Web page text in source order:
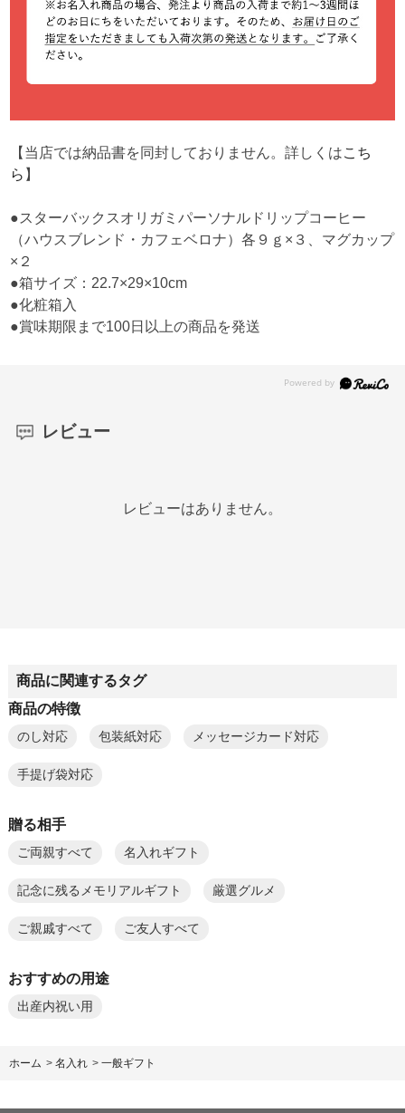
【当店では納品書を同封しておりません。詳しくはこち
ら 】
●スターバックスオリガミパーソナルドリップコーヒー
（ハウスブレンド・カフェベロナ）各９ｇ×３、マグカップ
×２
●箱サイズ：22.7×29×10cm
●化粧箱入
●賞味期限まで100日以上の商品を発送
レビュー
レビューはありません。
商品に関連するタグ
商品の特徴
のし対応 包装紙対応 メッセージカード対応
手提げ袋対応
贈る相手
ご両親すべて 名入れギフト
記念に残るメモリアルギフト 厳選グルメ
ご親戚すべて ご友人すべて
おすすめの用途
出産内祝い用
ホーム > 名入れ > 一般ギフト